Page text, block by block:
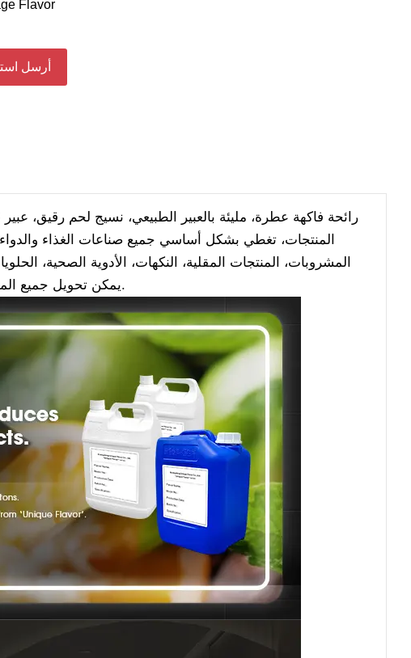
Flavor
أرسل
رائحة فاكهة عطرة، مليئة بالعبير الطبيعي، نسيج لحم رقيق،
المنتجات، تغطي بشكل أساسي جميع صناعات الغذاء
المشروبات، المنتجات المقلية، النكهات، الأدوية الصحية،
يمكن تحويل جميع المنتجات إلى مسحوق صلب، أو منتجات سائلة ذائبة في الزيت أو الماء.